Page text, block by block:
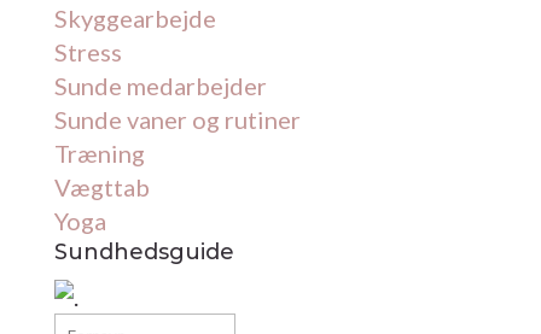
Skyggearbejde
Stress
Sunde medarbejder
Sunde vaner og rutiner
Træning
Vægttab
Yoga
Sundhedsguide